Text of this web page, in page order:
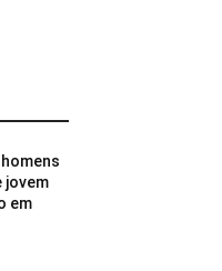
jovem
em